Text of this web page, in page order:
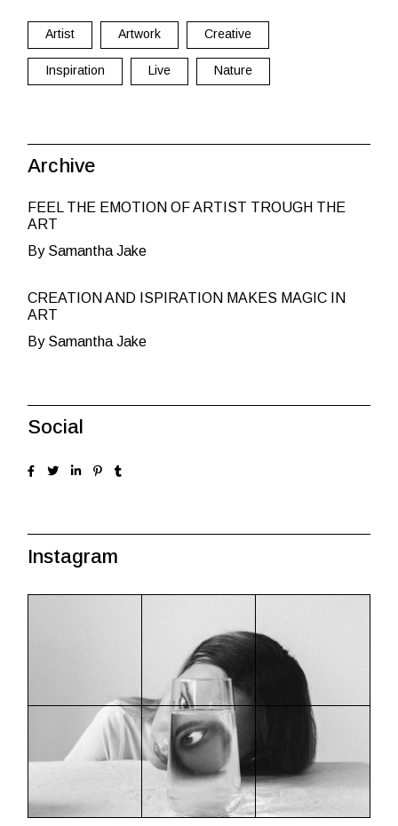
Artist Artwork Creative
Inspiration Live Nature
Archive
FEEL THE EMOTION OF ARTIST TROUGH THE
ART
By Samantha Jake
CREATION AND ISPIRATION MAKES MAGIC IN
ART
By Samantha Jake
Social
Instagram